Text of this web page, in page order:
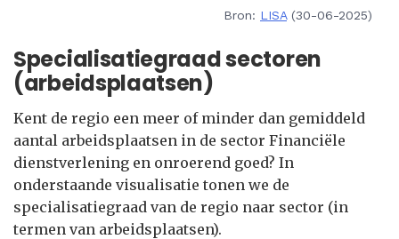
Bron: LISA(30-06-2025)
Specialisatiegraad sectoren
(arbeidsplaatsen)
Kent de regio een meer of minder dan gemiddeld
aantal arbeidsplaatsen in de sector Financiële
dienstverlening en onroerend goed? In
onderstaande visualisatie tonen we de
specialisatiegraad van de regio naar sector (in
termen van arbeidsplaatsen).